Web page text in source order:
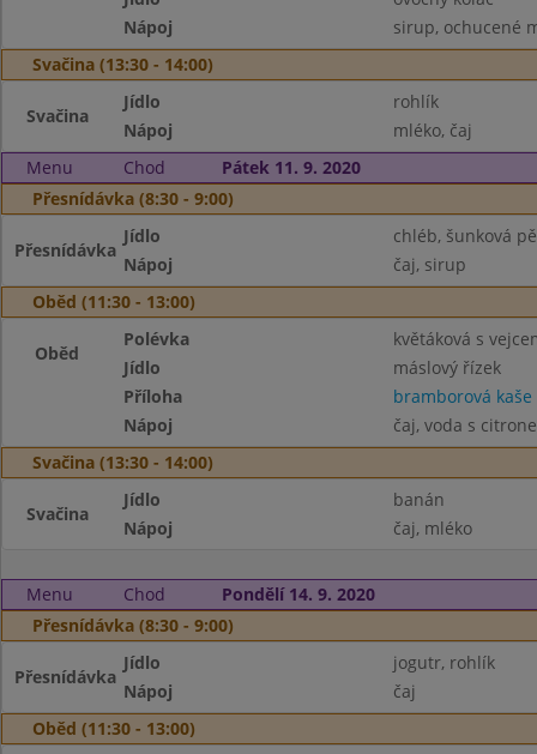
Nápoj
sirup, ochucené
Svačina (13:30 - 14:00)
Svačina
Jídlo
rohlík
Nápoj
mléko, čaj
Menu
Chod
Pátek 11. 9. 2020
Přesnídávka (8:30 - 9:00)
Přesnídávka
Jídlo
chléb, šunková
Nápoj
čaj, sirup
Oběd (11:30 - 13:00)
Oběd
Polévka
květáková s
Jídlo
máslový řízek
Příloha
bramborová kaše
Nápoj
čaj, voda s
Svačina (13:30 - 14:00)
Svačina
Jídlo
banán
Nápoj
čaj, mléko
Menu Chod
Pondělí 14. 9. 2020
Přesnídávka (8:30 - 9:00)
Přesnídávka
Jídlo
jogutr, rohlík
Nápoj
čaj
Oběd (11:30 - 13:00)